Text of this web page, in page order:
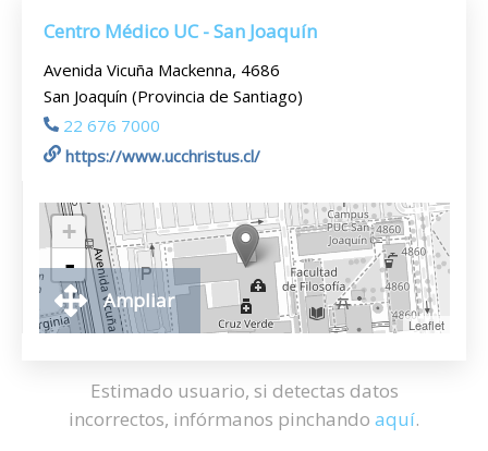
Centro Médico UC - San Joaquín
Avenida Vicuña Mackenna, 4686
San Joaquín (Provincia de Santiago)
22 676 7000
https://www.ucchristus.cl/
+
-
Leaflet
Ampliar
Estimado usuario, si detectas datos
incorrectos, infórmanos pinchando aquí.